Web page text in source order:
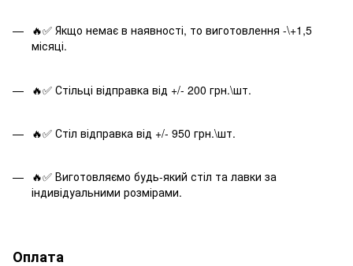
🔥✅ Якщо немає в наявності, то виготовлення -\+1,5
місяці.
🔥✅ Стільці відправка від +/- 200 грн.\шт.
🔥✅ Стіл відправка від +/- 950 грн.\шт.
🔥✅ Виготовляємо будь-який стіл та лавки за
індивідуальними розмірами.
Оплата